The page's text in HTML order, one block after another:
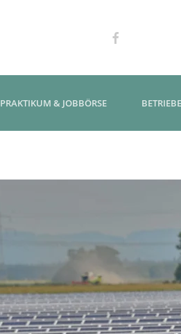
PRAKTIKUM & JOBBÖRSE BETRIEBE